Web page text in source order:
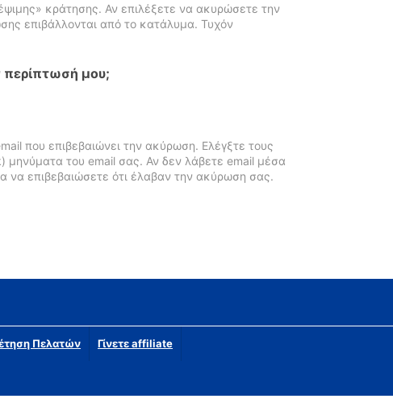
κράτησης. Αν επιλέξετε να ακυρώσετε την
επιβάλλονται από το κατάλυμα. Τυχόν
περίπτωσή μου;
που επιβεβαιώνει την ακύρωση. Ελέγξτε τους
μηνύματα του email σας. Αν δεν λάβετε email μέσα
επιβεβαιώσετε ότι έλαβαν την ακύρωση σας.
Πελατών Γίνετε affiliate